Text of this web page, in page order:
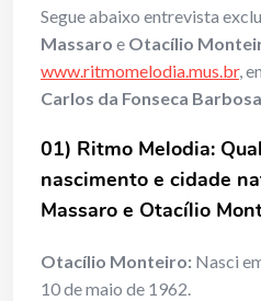
Segue abaixo entrevista
Massaro e Otacílio
www.ritmomelodia.mus.br,
Carlos da Fonseca Barbosa
01) Ritmo Melodia:
nascimento e cidade
Massaro e Otacílio
Otacílio Monteiro: Nasci
10 de maio de 1962.